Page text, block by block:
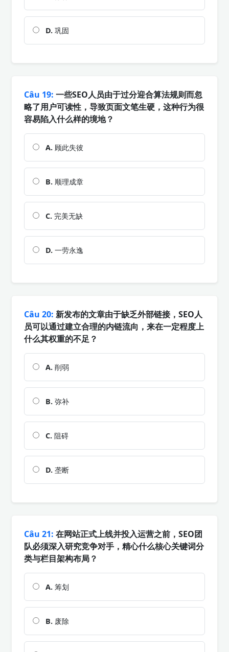
D. 巩固
Câu 19: 一些SEO人员由于过分迎合算法规则而忽
略了用户可读性，导致页面文笔生硬，这种行为很
容易陷入什么样的境地？
A. 顾此失彼
B. 顺理成章
C. 完美无缺
D. 一劳永逸
Câu 20: 新发布的文章由于缺乏外部链接，SEO人
员可以通过建立合理的内链流向，来在一定程度上
什么其权重的不足？
A. 削弱
B. 弥补
C. 阻碍
D. 垄断
Câu 21: 在网站正式上线并投入运营之前，SEO团
队必须深入研究竞争对手，精心什么核心关键词分
类与栏目架构布局？
A. 筹划
B. 废除